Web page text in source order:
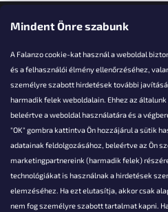
Mindent Önre szabunk
A Falanzo cookie-kat használ a weboldal
és a felhasználói élmény ellenőrzéséhez,
személyre szabott hirdetések további
harmadik felek weboldalain. Ehhez az
beleértve a weboldal használatára és a
"OK" gombra kattintva Ön hozzájárul a sütik
adatainak feldolgozásához, beleértve az Ön
marketingpartnereink (harmadik felek)
technológiákat is használnak a hirdetések
elemzéséhez. Ha ezt elutasítja, akkor csak
nem fog személyre szabott tartalmat kapni.
Elérhetőségi adatok
Akarsz kérdezni valamit?
info@falanzo.hu